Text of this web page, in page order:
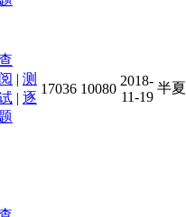
阅 | 测
| 逐
17036 10080
2018-
11-19
半夏